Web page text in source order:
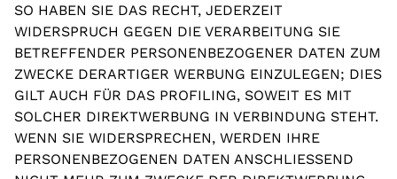
SO HABEN SIE DAS RECHT, JEDERZEIT
WIDERSPRUCH GEGEN DIE VERARBEITUNG SIE
BETREFFENDER PERSONENBEZOGENER DATEN ZUM
ZWECKE DERARTIGER WERBUNG EINZULEGEN; DIES
GILT AUCH FÜR DAS PROFILING, SOWEIT ES MIT
SOLCHER DIREKTWERBUNG IN VERBINDUNG STEHT.
WENN SIE WIDERSPRECHEN, WERDEN IHRE
PERSONENBEZOGENEN DATEN ANSCHLIESSEND